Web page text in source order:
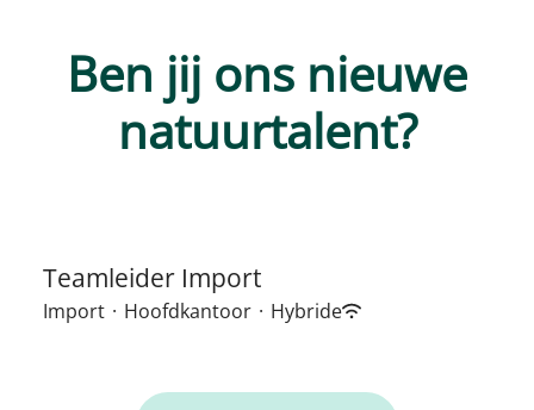
Ben jij ons nieuwe
natuurtalent?
Teamleider Import
Import · Hoofdkantoor · Hybride